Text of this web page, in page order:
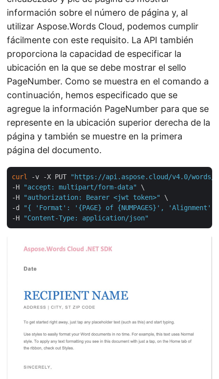
información sobre el número de página y, al
utilizar Aspose.Words Cloud, podemos cumplir
fácilmente con este requisito. La API también
proporciona la capacidad de especificar la
ubicación en la que se debe mostrar el sello
PageNumber. Como se muestra en el comando a
continuación, hemos especificado que se
agregue la información PageNumber para que se
represente en la ubicación superior derecha de la
página y también se muestre en la primera
página del documento.
curl -v -X PUT
"https://api.aspose.cloud/v4.0/words/
-H
"accept: multipart/form-data"
\
-H
"authorization: Bearer <jwt token>"
\
-d
"{ 'Format': '{PAGE} of {NUMPAGES}',
-H
"Content-Type: application/json"